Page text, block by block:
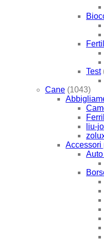
Test
Cane (1043)
liu-jo
Accessori